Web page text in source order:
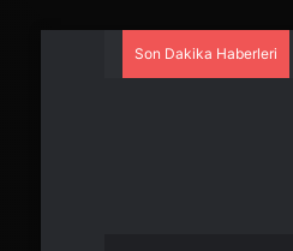
Son Dakika Haberleri